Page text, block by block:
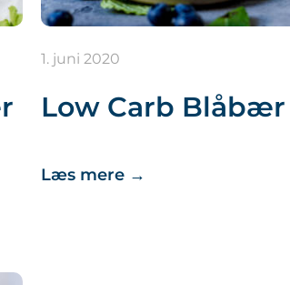
1. juni 2020
Low Carb
Læs mere →